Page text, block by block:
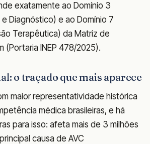
exatamente ao Domínio 3
Diagnóstico) e ao Domínio 7
Terapêutica) da Matriz de
(Portaria INEP 478/2025).
o traçado que mais aparece
maior representatividade histórica
médica brasileiras, e há
para isso: afeta mais de 3 milhões
causa de AVC